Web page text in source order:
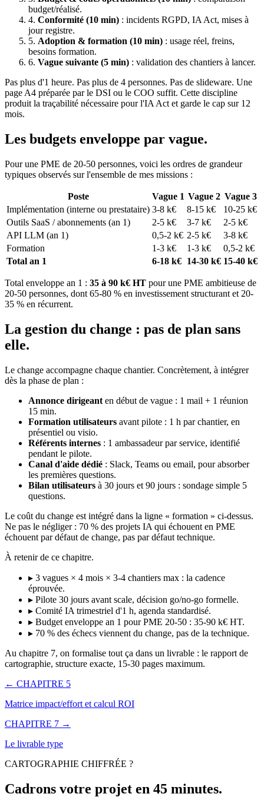
budget/réalisé.
4. Conformité (10 min) : incidents RGPD, IA Act, mises à
jour registre.
5. Adoption & formation (10 min) : usage réel, freins,
besoins formation.
6. Vague suivante (5 min) : validation des chantiers à lancer.
Pas plus d'1 heure. Pas plus de 4 personnes. Pas de slideware. Une
page A4 préparée par le DSI ou le COO suffit. Cette discipline
produit la traçabilité nécessaire pour l'IA Act et garde le cap sur 12
mois.
Les budgets enveloppe par vague.
Pour une PME de 20-50 personnes, voici les ordres de grandeur
typiques observés sur l'ensemble de mes missions :
Poste Vague 1 Vague 2 Vague 3
Implémentation (interne ou prestataire) 3-8 k€ 8-15 k€
10-25 k€
Outils SaaS / abonnements (an 1)
2-5 k€ 3-7 k€
2-5 k€
API LLM (an 1)
0,5-2 k€ 2-5 k€
3-8 k€
Formation
1-3 k€ 1-3 k€
0,5-2 k€
Total an 1
6-18 k€ 14-30 k€ 15-40 k€
Total enveloppe an 1 : 35 à 90 k€ HT pour une PME ambitieuse de
20-50 personnes, dont 65-80 % en investissement structurant et 20-
35 % en récurrent.
La gestion du change : pas de plan sans
elle.
Le change accompagne chaque chantier. Concrètement, à intégrer
dès la phase de plan :
Annonce dirigeant en début de vague : 1 mail + 1 réunion
15 min.
Formation utilisateurs avant pilote : 1 h par chantier, en
présentiel ou visio.
Référents internes : 1 ambassadeur par service, identifié
pendant le pilote.
Canal d'aide dédié : Slack, Teams ou email, pour absorber
les premières questions.
Bilan utilisateurs à 30 jours et 90 jours : sondage simple 5
questions.
Le coût du change est intégré dans la ligne « formation » ci-dessus.
Ne pas le négliger : 70 % des projets IA qui échouent en PME
échouent par défaut de change, pas par défaut technique.
À retenir de ce chapitre.
▸ 3 vagues × 4 mois × 3-4 chantiers max : la cadence
éprouvée.
▸ Pilote 30 jours avant scale, décision go/no-go formelle.
▸ Comité IA trimestriel d'1 h, agenda standardisé.
▸ Budget enveloppe an 1 pour PME 20-50 : 35-90 k€ HT.
▸ 70 % des échecs viennent du change, pas de la technique.
Au chapitre 7, on formalise tout ça dans un livrable : le rapport de
cartographie, structure exacte, 15-30 pages maximum.
← CHAPITRE 5
Matrice impact/effort et calcul ROI
CHAPITRE 7 →
Le livrable type
CARTOGRAPHIE CHIFFRÉE ?
Cadrons votre projet en 45 minutes.